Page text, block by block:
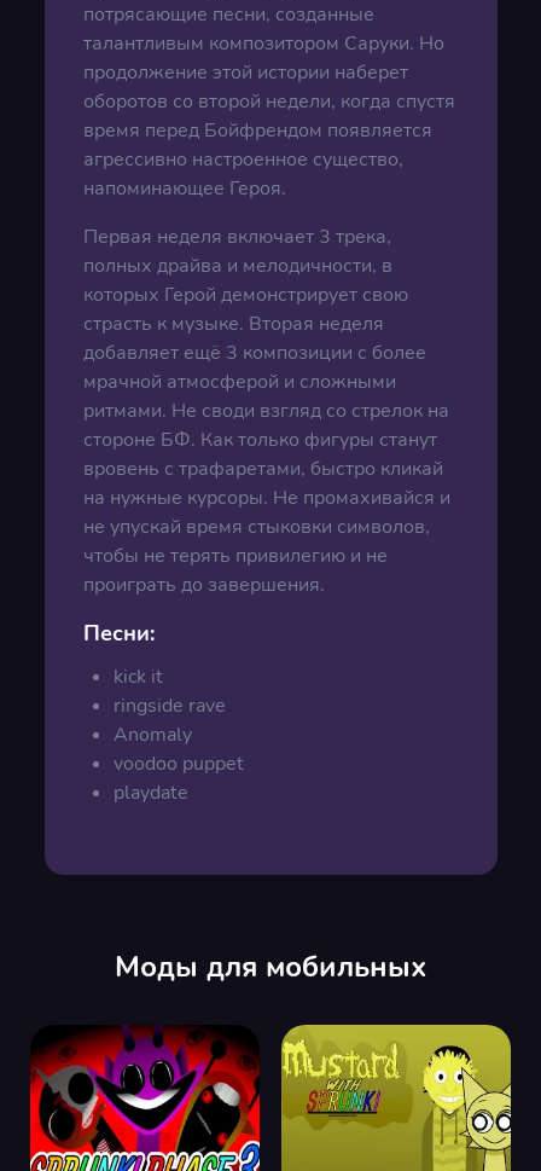
потрясающие песни, созданные
талантливым композитором Саруки. Но
продолжение этой истории наберет
оборотов со второй недели, когда спустя
время перед Бойфрендом появляется
агрессивно настроенное существо,
напоминающее Героя.
Первая неделя включает 3 трека,
полных драйва и мелодичности, в
которых Герой демонстрирует свою
страсть к музыке. Вторая неделя
добавляет ещё 3 композиции с более
мрачной атмосферой и сложными
ритмами. Не своди взгляд со стрелок на
стороне БФ. Как только фигуры станут
вровень с трафаретами, быстро кликай
на нужные курсоры. Не промахивайся и
не упускай время стыковки символов,
чтобы не терять привилегию и не
проиграть до завершения.
Песни:
kick it
ringside rave
Anomaly
voodoo puppet
playdate
Моды для мобильных